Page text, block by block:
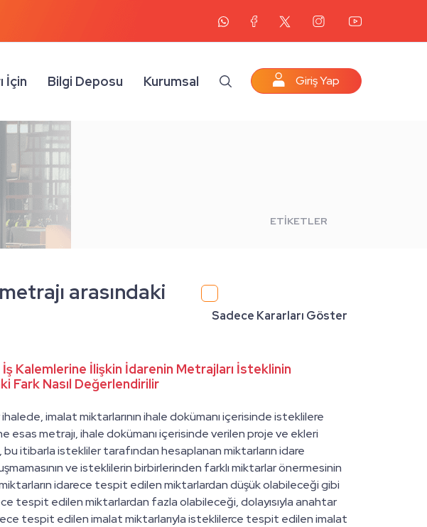
İçin Bilgi Deposu Kurumsal Giriş Yap
ETİKETLER
arasındaki
Sadece Kararları Göster
İş Kalemlerine İlişkin İdarenin Metrajları İsteklinin
Fark Nasıl Değerlendirilir
imalat miktarlarının ihale dokümanı içerisinde isteklilere
metrajı, ihale dokümanı içerisinde verilen proje ve ekleri
bu itibarla istekliler tarafından hesaplanan miktarların idare
ve isteklilerin birbirlerinden farklı miktarlar önermesinin
idarece tespit edilen miktarlardan düşük olabileceği gibi
tespit edilen miktarlardan fazla olabileceği, dolayısıyla anahtar
tespit edilen imalat miktarlarıyla isteklilerce tespit edilen imalat